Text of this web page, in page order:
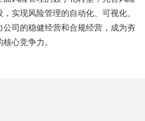
实现风险管理的自动化、可视化、
公司的稳健经营和合规经营，成为夯
心竞争力。